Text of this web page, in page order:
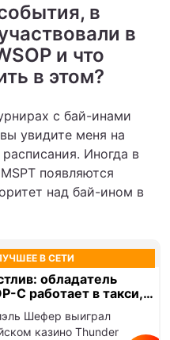
в
в
и что
в этом?
с бай-инами
увидите меня на
Иногда в
появляются
над бай-ином в
В СЕТИ
обладатель
C работает в такси,
бай-ины
Шефер выиграл
казино Thunder